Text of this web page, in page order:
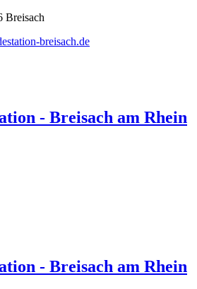
Breisach
breisach.de
- Breisach am Rhein
- Breisach am Rhein